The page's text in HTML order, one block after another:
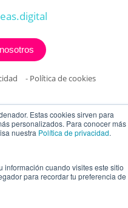
Estas cookies sirven para
personalizados. Para conocer más
nuestra Política de privacidad.
información cuando visites este sitio
para recordar tu preferencia de
- Política de cookies